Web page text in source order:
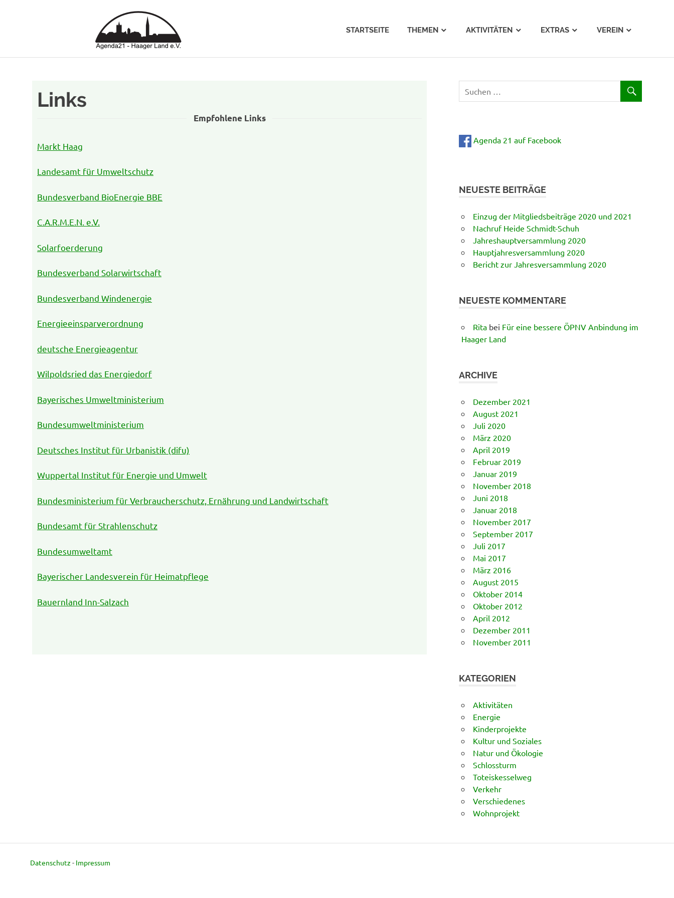
Haager
STARTSEITE THEMEN AKTIVITÄTEN EXTRAS VEREIN
Links
Empfohlene Links
Markt Haag
Landesamt für Umweltschutz
Bundesverband BioEnergie BBE
C.A.R.M.E.N. e.V.
Solarfoerderung
Bundesverband Solarwirtschaft
Bundesverband Windenergie
Energieeinsparverordnung
deutsche Energieagentur
Wilpoldsried das Energiedorf
Bayerisches Umweltministerium
Bundesumweltministerium
Deutsches Institut für Urbanistik (difu)
Wuppertal Institut für Energie und Umwelt
Bundesministerium für Verbraucherschutz, Ernährung und Landwirtschaft
Bundesamt für Strahlenschutz
Bundesumweltamt
Bayerischer Landesverein für Heimatpflege
Bauernland Inn-Salzach
Agenda 21 auf Facebook
NEUESTE BEITRÄGE
Einzug der Mitgliedsbeiträge 2020 und 2021
Nachruf Heide Schmidt-Schuh
Jahreshauptversammlung 2020
Hauptjahresversammlung 2020
Bericht zur Jahresversammlung 2020
NEUESTE KOMMENTARE
Rita bei Für eine bessere ÖPNV Anbindung im
Haager Land
ARCHIVE
Dezember 2021
August 2021
Juli 2020
März 2020
April 2019
Februar 2019
Januar 2019
November 2018
Juni 2018
Januar 2018
November 2017
September 2017
Juli 2017
Mai 2017
März 2016
August 2015
Oktober 2014
Oktober 2012
April 2012
Dezember 2011
November 2011
KATEGORIEN
Aktivitäten
Energie
Kinderprojekte
Kultur und Soziales
Natur und Ökologie
Schlossturm
Toteiskesselweg
Verkehr
Verschiedenes
Wohnprojekt
Datenschutz - Impressum